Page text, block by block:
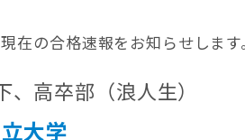
在の合格速報をお知らせします
高卒部（浪人生）
大学